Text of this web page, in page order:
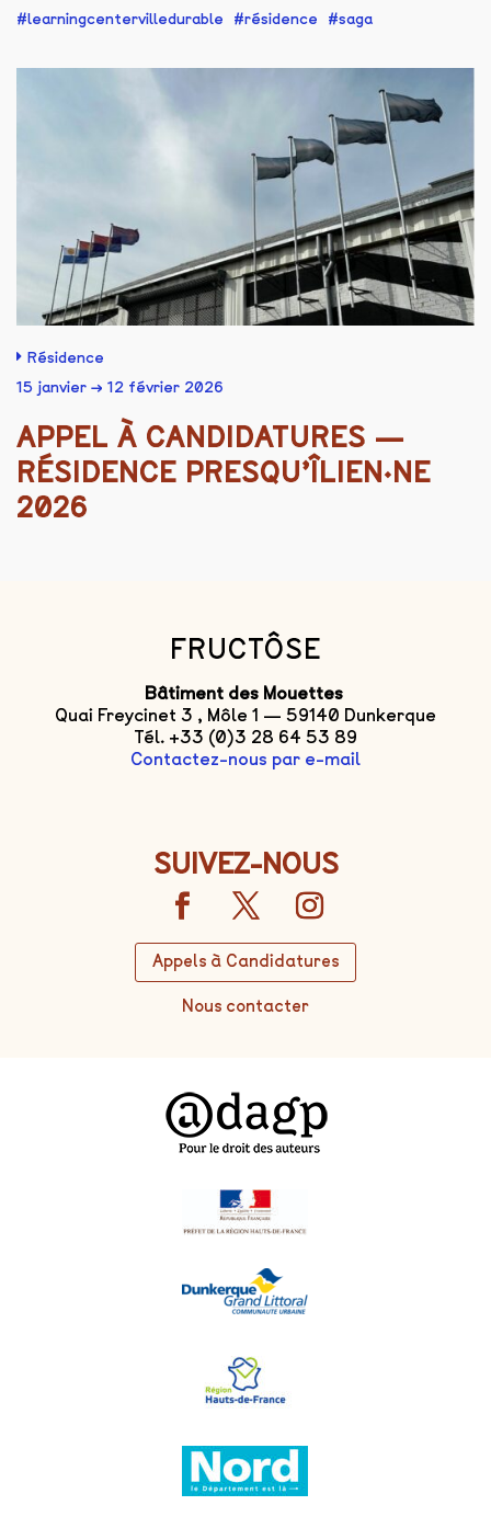
learningcentervilledurable
résidence saga
Résidence
15 janvier → 12 février 2026
APPEL À CANDIDATURES —
RÉSIDENCE PRESQU’ÎLIEN·NE
2026
FRUCTÔSE
Bâtiment des Mouettes
Quai Freycinet 3 , Môle 1 — 59140 Dunkerque
Tél. +33 (0)3 28 64 53 89
Contactez-nous par e-mail
SUIVEZ-NOUS
Appels à Candidatures
Nous contacter